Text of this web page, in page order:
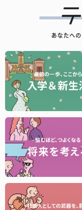
あなたへ